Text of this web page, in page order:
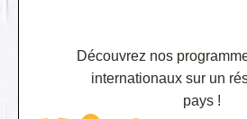
Découvrez nos
internationaux sur un
pays !